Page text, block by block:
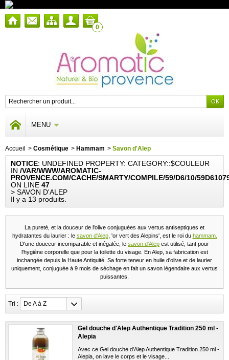
0
MENU
Accueil > Cosmétique > Hammam > Savon d'Alep
NOTICE: UNDEFINED PROPERTY: CATEGORY::$COULEUR
IN /VAR/WWW/AROMATIC-
PROVENCE.COM/CACHE/SMARTY/COMPILE/59/D6/10/
ON LINE 47
> SAVON D'ALEP
Il y a 13 produits.
La pureté, et la douceur de l'olive conjuguées aux vertus antiseptiques et
hydratantes du laurier : le savon d'Alep, 'or vert des Alepins', est le roi du hammam.
D'une douceur incomparable et inégalée, le savon d'Alep est utilisé, tant pour
l'hygiène corporelle que pour la toilette du visage. En Alep, sa fabrication est
inchangée depuis la Haute Antiquité. Sa forte teneur en huile d'olive et de laurier
uniquement, conjuguée à 9 mois de séchage en fait un savon légendaire aux vertus
puissantes.
Tri : De A à Z
Gel douche d'Alep Authentique Tradition 250 ml -
Alepia
Avec ce Gel douche d'Alep Authentique Tradition 250 ml -
Alepia, on lave le corps et le visage...